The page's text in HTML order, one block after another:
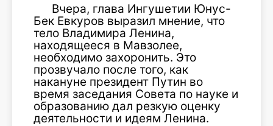
Вчера, глава Ингушетии Юнус-
Бек Евкуров выразил мнение, что
тело Владимира Ленина,
находящееся в Мавзолее,
необходимо захоронить. Это
прозвучало после того, как
накануне президент Путин во
время заседания Совета по науке и
образованию дал резкую оценку
деятельности и идеям Ленина.